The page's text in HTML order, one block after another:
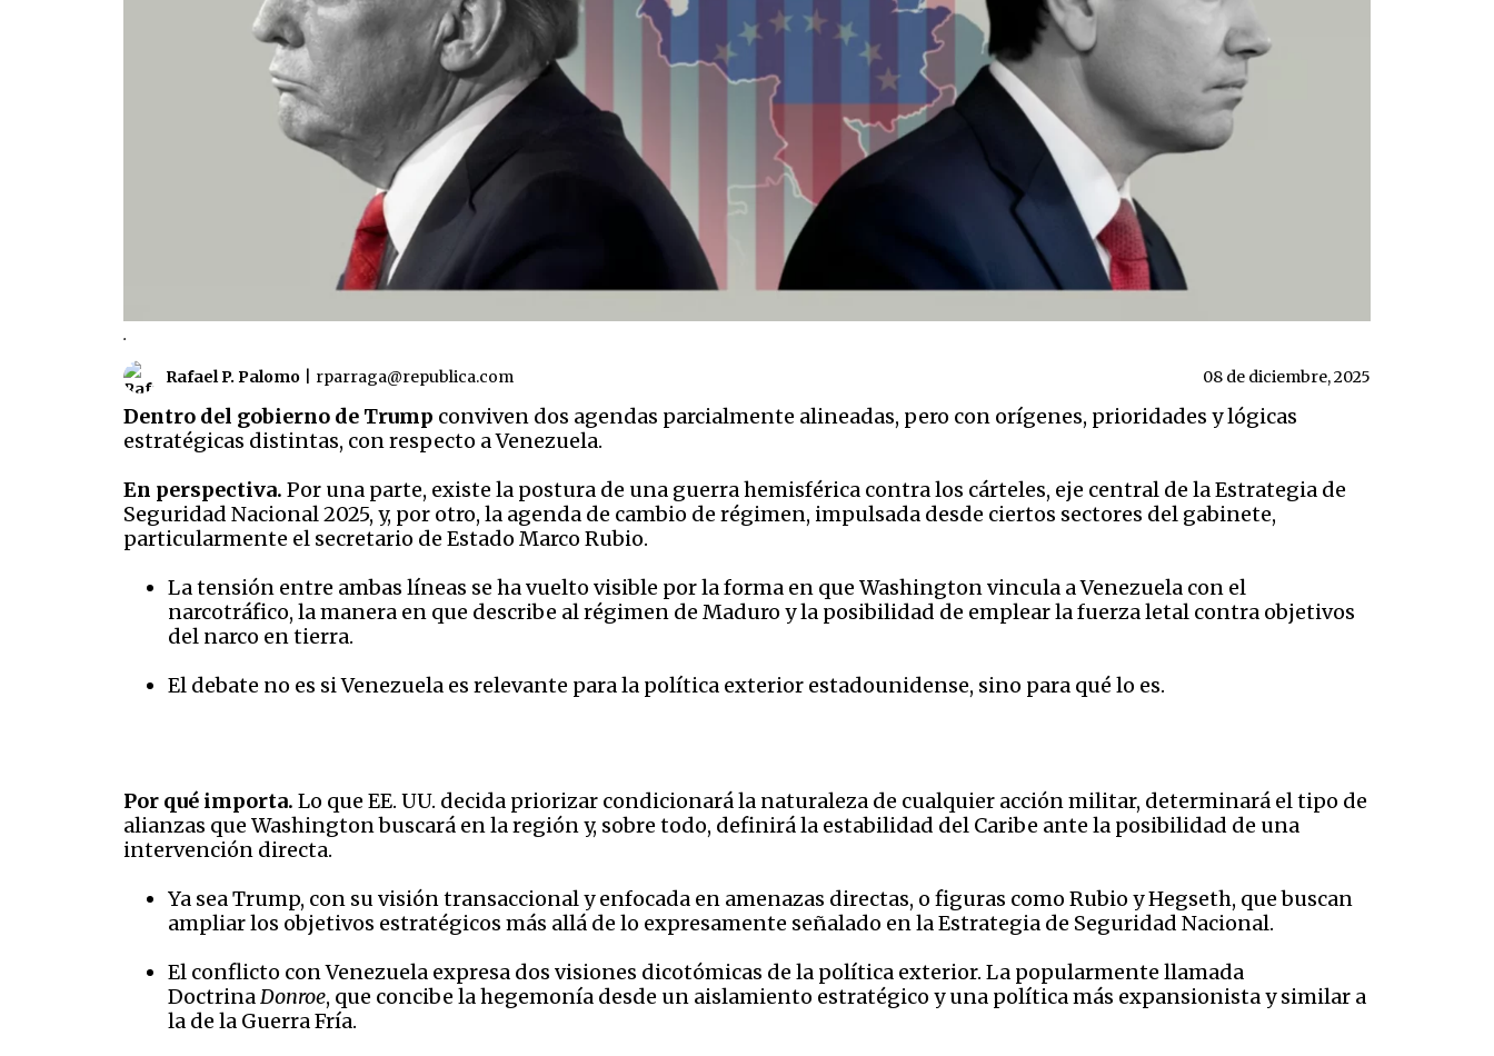
.
Rafael P. Palomo rparraga@republica.com 08 de diciembre, 2025
Dentro del gobierno de Trump conviven dos agendas parcialmente alineadas, pero con orígenes, prioridades y lógicas
estratégicas distintas, con respecto a Venezuela.
En perspectiva. Por una parte, existe la postura de una guerra hemisférica contra los cárteles, eje central de la Estrategia de
Seguridad Nacional 2025, y, por otro, la agenda de cambio de régimen, impulsada desde ciertos sectores del gabinete,
particularmente el secretario de Estado Marco Rubio.
La tensión entre ambas líneas se ha vuelto visible por la forma en que Washington vincula a Venezuela con el
narcotráfico, la manera en que describe al régimen de Maduro y la posibilidad de emplear la fuerza letal contra objetivos
del narco en tierra.
El debate no es si Venezuela es relevante para la política exterior estadounidense, sino para qué lo es.
Por qué importa. Lo que EE. UU. decida priorizar condicionará la naturaleza de cualquier acción militar, determinará el tipo de
alianzas que Washington buscará en la región y, sobre todo, definirá la estabilidad del Caribe ante la posibilidad de una
intervención directa.
Ya sea Trump, con su visión transaccional y enfocada en amenazas directas, o figuras como Rubio y Hegseth, que buscan
ampliar los objetivos estratégicos más allá de lo expresamente señalado en la Estrategia de Seguridad Nacional.
El conflicto con Venezuela expresa dos visiones dicotómicas de la política exterior. La popularmente llamada
DoctrinaDonroe, que concibe la hegemonía desde un aislamiento estratégico y una política más expansionista y similar a
la de la Guerra Fría.